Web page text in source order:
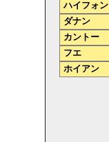
ハイフォン
ダナン
カントー
フエ
ホイアン